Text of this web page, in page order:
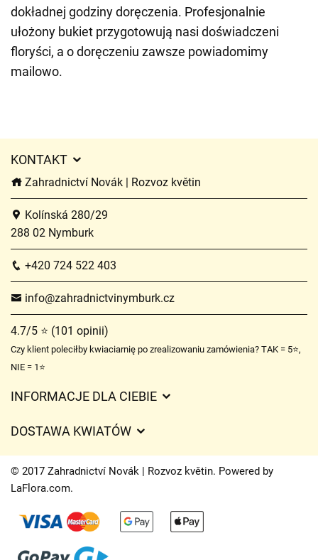
dokładnej godziny doręczenia. Profesjonalnie
ułożony bukiet przygotowują nasi doświadczeni
floryści, a o doręczeniu zawsze powiadomimy
mailowo.
KONTAKT
Zahradnictví Novák | Rozvoz květin
Kolínská 280/29
288 02 Nymburk
+420 724 522 403
info@zahradnictvinymburk.cz
4.7/5 ⭐ (101 opinii)
Czy klient poleciłby kwiaciarnię po zrealizowaniu zamówienia? TAK = 5⭐,
NIE = 1⭐
INFORMACJE DLA CIEBIE
Czasy dostawy kwiatów – przegląd możliwości
DOSTAWA KWIATÓW
Opłaty za dostawę
Gdzie dostarczamy kwiaty
Kontakt
© 2017 Zahradnictví Novák | Rozvoz květin. Powered by
LaFlora.com.